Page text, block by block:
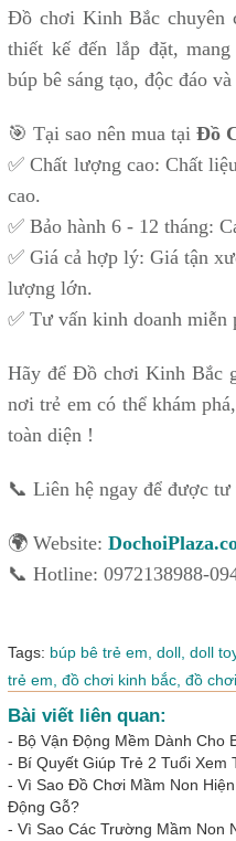
Đồ chơi Kinh Bắc chuyên
thiết kế đến lắp đặt,
búp bê sáng tạo, độc đáo
🎯 Tại sao nên mua tại Đồ
✅ Chất lượng cao: Chất
cao.
✅ Bảo hành 6 - 12 tháng:
✅ Giá cả hợp lý: Giá tận
lượng lớn.
✅ Tư vấn kinh doanh miễn
Hãy để Đồ chơi Kinh Bắc
nơi trẻ em có thể khám
toàn diện !
📞 Liên hệ ngay để được tư
🌍 Website:
📞 Hotline: 0972138988-
Tags: búp bê trẻ em, doll, doll
trẻ em, đồ chơi kinh bắc, đồ
Bài viết liên quan:
- Bộ Vận Động Mềm Dành Cho
- Bí Quyết Giúp Trẻ 2 Tuổi Xem
- Vì Sao Đồ Chơi Mầm Non
Động Gỗ?
- Vì Sao Các Trường Mầm Non